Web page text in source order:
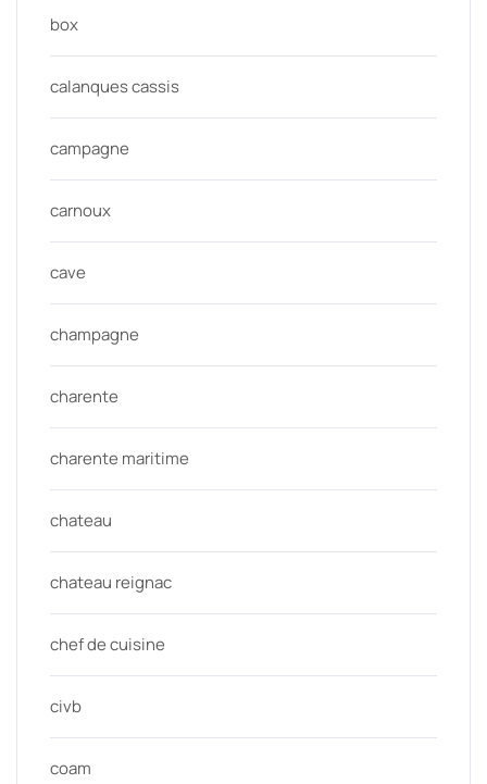
box
calanques cassis
campagne
carnoux
cave
champagne
charente
charente maritime
chateau
chateau reignac
chef de cuisine
civb
coam